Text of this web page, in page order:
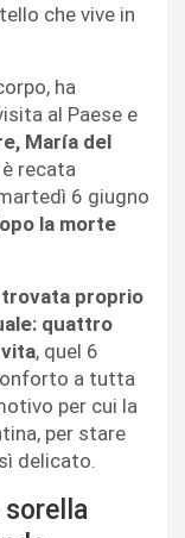
che vive in
ha
al Paese e
María del
recata
6 giugno
la morte
trovata proprio
quattro
, quel 6
a tutta
per cui la
per stare
delicato.